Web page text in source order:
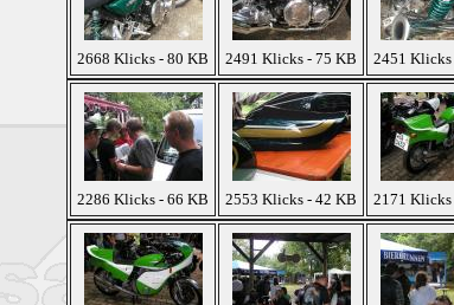
2668 Klicks - 80 KB 2491 Klicks - 75 KB 2451 Klicks
2286 Klicks - 66 KB 2553 Klicks - 42 KB 2171 Klicks